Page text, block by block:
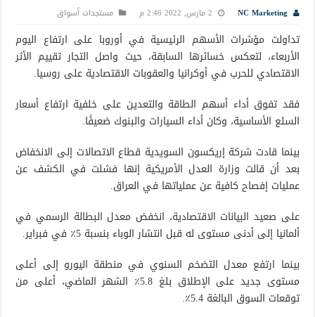
NC Marketing 2 مارس, 2022 2:46 م مستجدات أسواق
تداولت مؤشرات الأسهم الرئيسية في أوروبا على ارتفاع اليوم
الأربعاء، لتعكس خسائرها السابقة، حيث واصل التجار تقييم الأثر
الاقتصادي للحرب في أوكرانيا والعقوبات الاقتصادية على روسيا.
فقد تفوق أداء أسهم الطاقة والتعدين على خلفية ارتفاع أسعار
السلع الأساسية، وكان أداء السيارات والبنوك ضعيفًا.
بينما قادت شركة إريكسون السويدية قطاع الاتصالات إلى الانخفاض
بعد أن قالت وزارة العدل الأمريكية إنها فشلت في الكشف عن
عمليات إفصاح كافية عن عملياتها في العراق.
على صعيد البيانات الاقتصادية، انخفض معدل البطالة الرسمي في
ألمانيا إلى أدنى مستوى له قبل انتشار الوباء بنسبة 5٪ في فبراير.
بينما ارتفع معدل التضخم السنوي في منطقة اليورو إلى أعلى
مستوى جديد على الإطلاق بلغ 5.8٪ الشهر الماضي، أعلى من
توقعات السوق البالغة 5.4٪.